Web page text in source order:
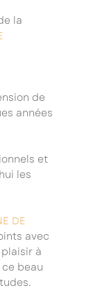
la
de
années
et
les
DE
avec
à
beau